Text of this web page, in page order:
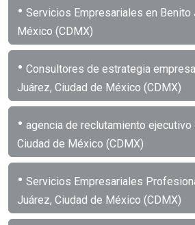
• Servicios Empresariales en Benito
México (CDMX)
• Consultores de estrategia
Juárez, Ciudad de México (CDMX)
• agencia de reclutamiento ejecutivo
Ciudad de México (CDMX)
• Servicios Empresariales
Juárez, Ciudad de México (CDMX)